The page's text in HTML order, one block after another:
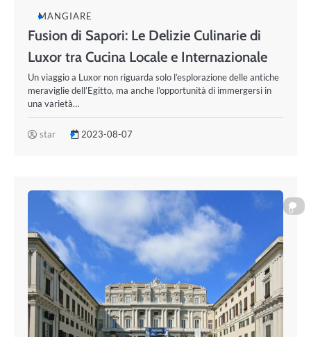
MANGIARE
Fusion di Sapori: Le Delizie Culinarie di
Luxor tra Cucina Locale e Internazionale
Un viaggio a Luxor non riguarda solo l’esplorazione delle antiche
meraviglie dell’Egitto, ma anche l’opportunità di immergersi in
una varietà…
star 2023-08-07
0